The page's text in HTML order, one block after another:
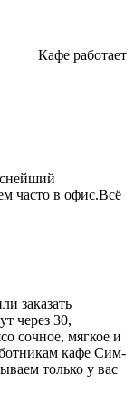
Кафе работает в
часто в офис.Всё
заказать
через 30,
сочное, мягкое и
кафе Сим-
только у вас